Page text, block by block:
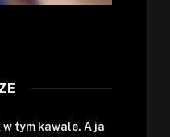
w tym kawale. A ja